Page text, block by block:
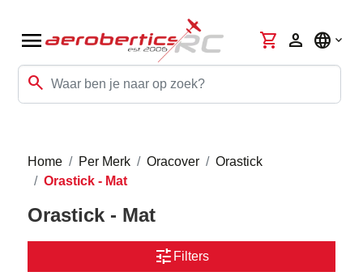
menu
search
shopping_cart person language
Home Per Merk Oracover
Orastick
Orastick - Mat
Orastick - Mat
tune Filters